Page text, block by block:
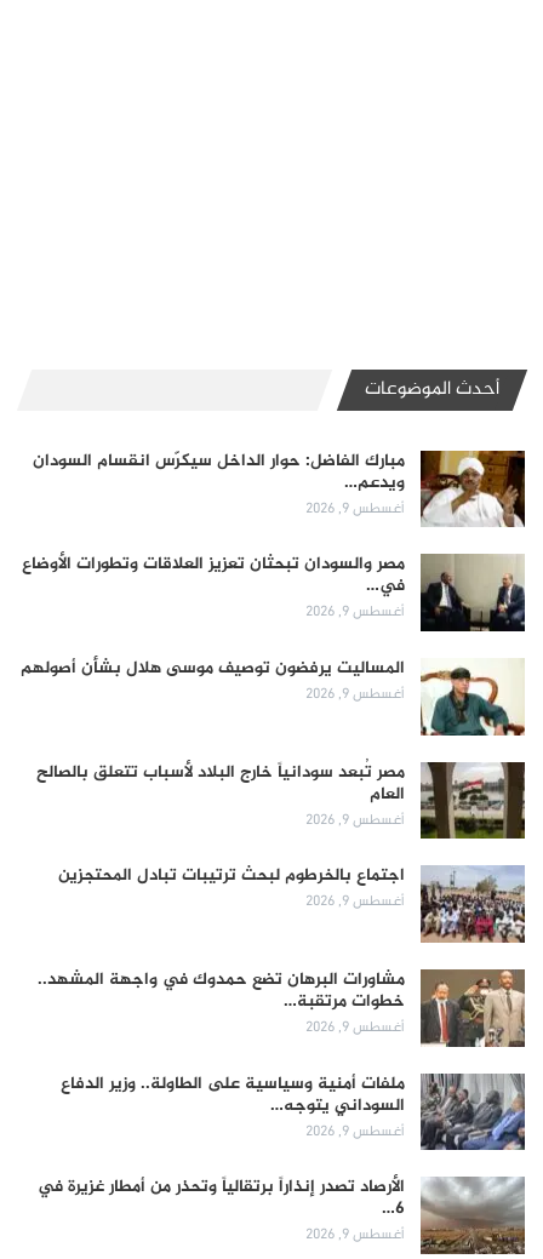
أحدث الموضوعات
مبارك الفاضل: حوار الداخل سيكرّس انقسام السودان
ويدعم…
أغسطس 9, 2026
مصر والسودان تبحثان تعزيز العلاقات وتطورات الأوضاع
في…
أغسطس 9, 2026
المساليت يرفضون توصيف موسى هلال بشأن أصولهم
أغسطس 9, 2026
مصر تُبعد سودانياً خارج البلاد لأسباب تتعلق بالصالح
العام
أغسطس 9, 2026
اجتماع بالخرطوم لبحث ترتيبات تبادل المحتجزين
أغسطس 9, 2026
مشاورات البرهان تضع حمدوك في واجهة المشهد..
خطوات مرتقبة…
أغسطس 9, 2026
ملفات أمنية وسياسية على الطاولة.. وزير الدفاع
السوداني يتوجه…
أغسطس 9, 2026
الأرصاد تصدر إنذاراً برتقالياً وتحذر من أمطار غزيرة في
6…
أغسطس 9, 2026